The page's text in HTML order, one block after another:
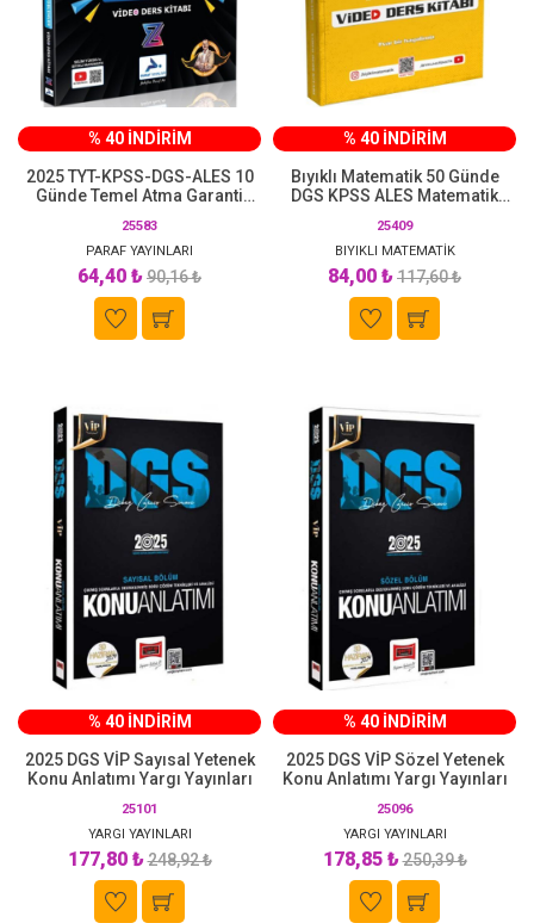
% 40 İNDİRİM
2025 TYT-KPSS-DGS-ALES 10
Günde Temel Atma Garanti
Paraf Yayınları (Selim Yüksel
Bıyıklı Matematik)
25583
PARAF YAYINLARI
64,40 ₺90,16 ₺
% 40 İNDİRİM
Bıyıklı Matematik 50 Günde
DGS KPSS ALES Matematik
25409
BIYIKLI MATEMATİK
84,00 ₺117,60 ₺
% 40 İNDİRİM
2025 DGS VİP Sayısal Yetenek
Konu Anlatımı Yargı Yayınları
25101
YARGI YAYINLARI
177,80 ₺248,92 ₺
% 40 İNDİRİM
2025 DGS VİP Sözel Yetenek
Konu Anlatımı Yargı Yayınları
25096
YARGI YAYINLARI
178,85 ₺250,39 ₺